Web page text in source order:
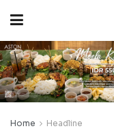
Home Headline